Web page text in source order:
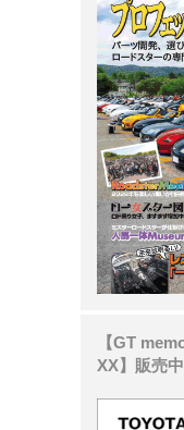
【GT
XX】販売中